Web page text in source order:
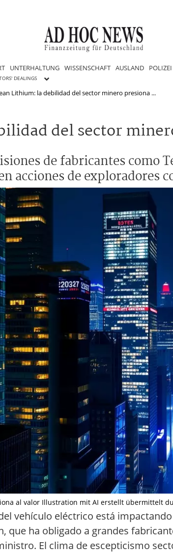
UNTERHALTUNG WISSENSCHAFT AUSLAND POLIZEI
DEALINGS
Lithium: la debilidad del sector minero presiona ...
del sector
de fabricantes como
acciones de exploradores
al valor Illustration mit AI erstellt übermittelt
vehículo eléctrico está
que ha obligado a grandes
El clima de escepticismo